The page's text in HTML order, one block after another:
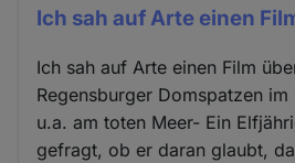
Ich sah auf Arte einen
Ich sah auf Arte einen Film
Regensburger Domspatzen
u.a. am toten Meer- Ein
gefragt, ob er daran glaubt,